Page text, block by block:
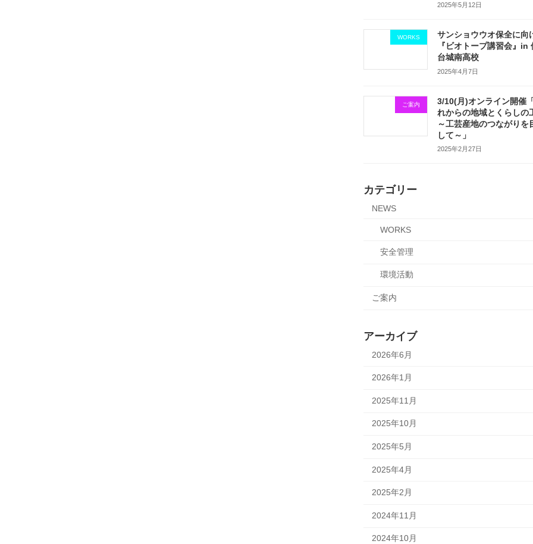
2025年5月12日
WORKS
サンショウウオ保全に向
『ビオトープ講習会』in
台城南高校
2025年4月7日
ご案内
3/10(月)オンライン開催
れからの地域とくらしの
～工芸産地のつながりを
して～」
2025年2月27日
カテゴリー
NEWS
WORKS
安全管理
環境活動
ご案内
アーカイブ
2026年6月
2026年1月
2025年11月
2025年10月
2025年5月
2025年4月
2025年2月
2024年11月
2024年10月